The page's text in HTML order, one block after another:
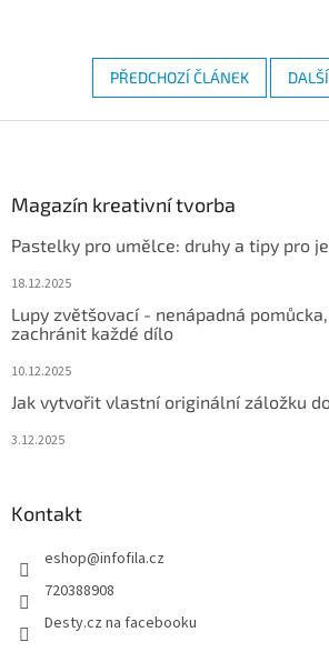
PŘEDCHOZÍ ČLÁNEK
Magazín kreativní tvorba
Pastelky pro umělce: druhy a tipy pro
18.12.2025
Lupy zvětšovací - nenápadná
zachránit každé dílo
10.12.2025
Jak vytvořit vlastní originální záložku
3.12.2025
Kontakt
eshop@infofila.cz
720388908
Desty.cz na facebooku